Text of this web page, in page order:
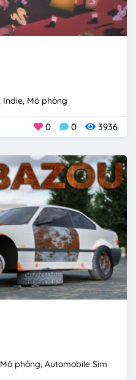
Indie Mô phỏng
0 0 3936
Mô phỏng Automobile Sim